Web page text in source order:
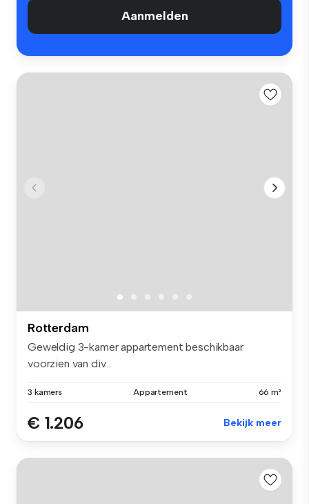
Aanmelden
Rotterdam
Geweldig 3-kamer appartement beschikbaar
voorzien van div...
3 kamers Appartement 66 m²
€ 1.206 Bekijk meer